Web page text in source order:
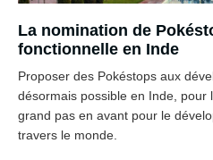
La nomination de
fonctionnelle en Inde
Proposer des Pokéstops aux
désormais possible en Inde, pour
grand pas en avant pour le
travers le monde.